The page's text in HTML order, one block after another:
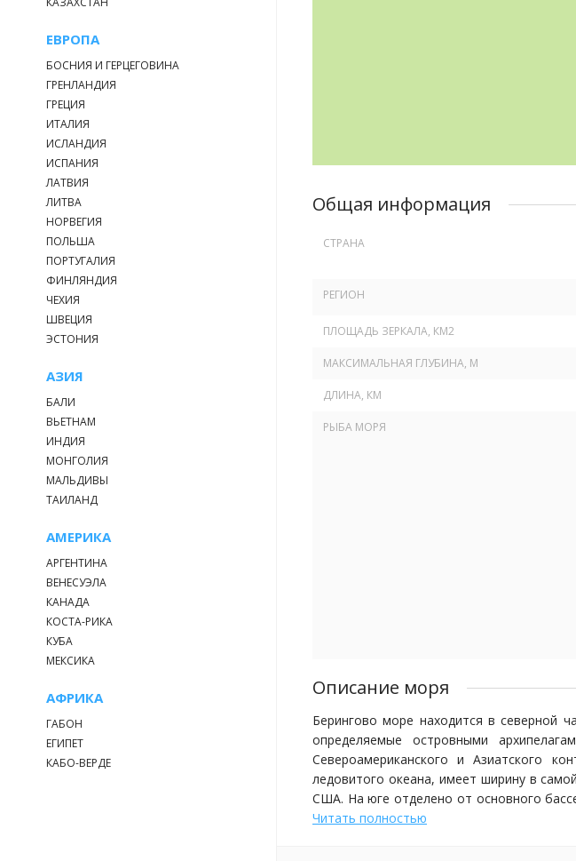
ЕВРОПА
БОСНИЯ И ГЕРЦЕГОВИНА
ГРЕНЛАНДИЯ
ГРЕЦИЯ
ИТАЛИЯ
ИСЛАНДИЯ
ИСПАНИЯ
ЛАТВИЯ
ЛИТВА
НОРВЕГИЯ
ПОЛЬША
ПОРТУГАЛИЯ
ФИНЛЯНДИЯ
ЧЕХИЯ
ШВЕЦИЯ
ЭСТОНИЯ
АЗИЯ
БАЛИ
ВЬЕТНАМ
ИНДИЯ
МОНГОЛИЯ
МАЛЬДИВЫ
ТАИЛАНД
АМЕРИКА
АРГЕНТИНА
ВЕНЕСУЭЛА
КАНАДА
КОСТА-РИКА
КУБА
МЕКСИКА
АФРИКА
ГАБОН
ЕГИПЕТ
КАБО-ВЕРДЕ
Общая информация
СТРАНА
РЕГИОН
ПЛОЩАДЬ ЗЕРКАЛА, КМ2
МАКСИМАЛЬНАЯ ГЛУБИНА, М
ДЛИНА, КМ
РЫБА МОРЯ
Описание моря
Берингово море находится в северной
определяемые островными
Североамериканского и Азиатского
ледовитого океана, имеет ширину в
США. На юге отделено от основного
около 2 315 000 км2. Море в
Читать полностью